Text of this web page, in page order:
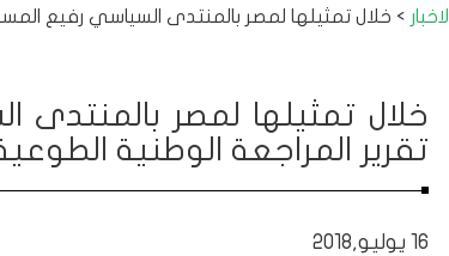
الاخبار > خلال تمثيلها لمصر بالمنتدى السياسي رفيع
خلال تمثيلها لمصر
تقرير المراجعة الوطنية
16 يوليو,2018